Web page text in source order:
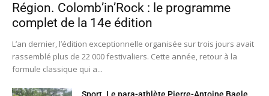
Région. Colomb’in’Rock : le programme
complet de la 14e édition
L’an dernier, l’édition exceptionnelle organisée sur trois jours avait
rassemblé plus de 22 000 festivaliers. Cette année, retour à la
formule classique qui a...
Sport. Le para-athlète Pierre-Antoine Baele